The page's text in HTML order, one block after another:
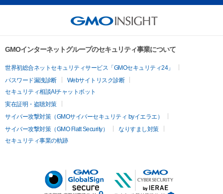
GMOインターネットグループのセキュリティ事業について
世界初総合ネットセキュリティサービス「GMOセキュリティ24」
パスワード漏洩診断
Webサイトリスク診断
セキュリティ相談AIチャットボット
実在証明・盗聴対策
サイバー攻撃対策（GMOサイバーセキュリティ byイエラエ）
サイバー攻撃対策（GMO Flatt Security）
なりすまし対策
セキュリティ事業の軌跡